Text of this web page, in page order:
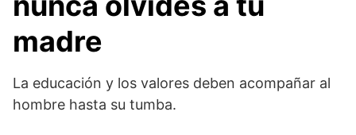
madre
La educación y los valores deben acompañar al
hombre hasta su tumba.